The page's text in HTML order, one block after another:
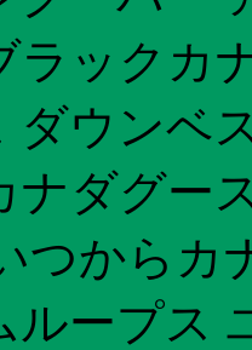
ラックカ
ダウンベ
ナダグー
つからカ
ループス